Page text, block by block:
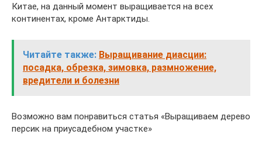
Китае, на данный момент выращивается на всех
континентах, кроме Антарктиды.
Читайте также: Выращивание диасции:
посадка, обрезка, зимовка, размножение,
вредители и болезни
Возможно вам понравиться статья «Выращиваем дерево
персик на приусадебном участке»